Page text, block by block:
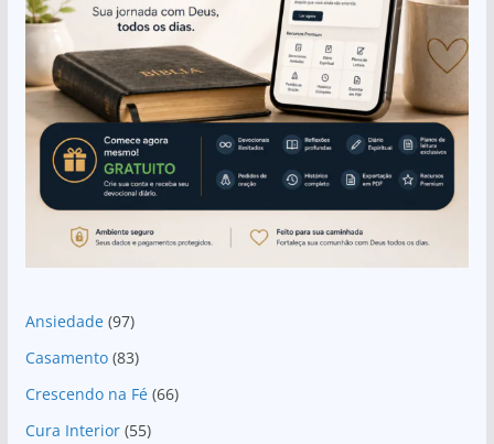
Ansiedade(97)
Casamento(83)
Crescendo na Fé(66)
Cura Interior(55)